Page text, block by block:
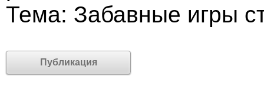
Тема: Забавные игры
Публикация